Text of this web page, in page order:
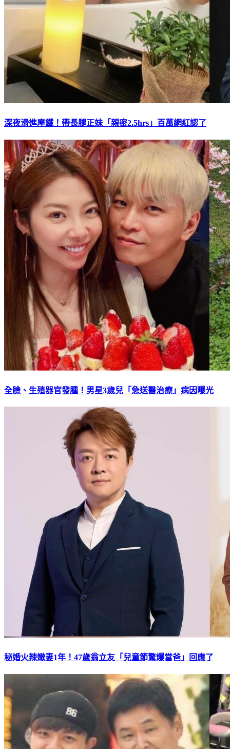
深夜滑進摩鐵！帶長腿正妹「親密2.5hrs」百萬網紅認了
全臉、生殖器官發腫！男星3歲兒「急送醫治療」病因曝光
秘婚火辣嫩妻1年！47歲翁立友「兒童節驚爆當爸」回應了